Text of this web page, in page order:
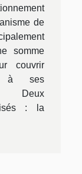
de
somme
couvrir
à ses
Deux
: la